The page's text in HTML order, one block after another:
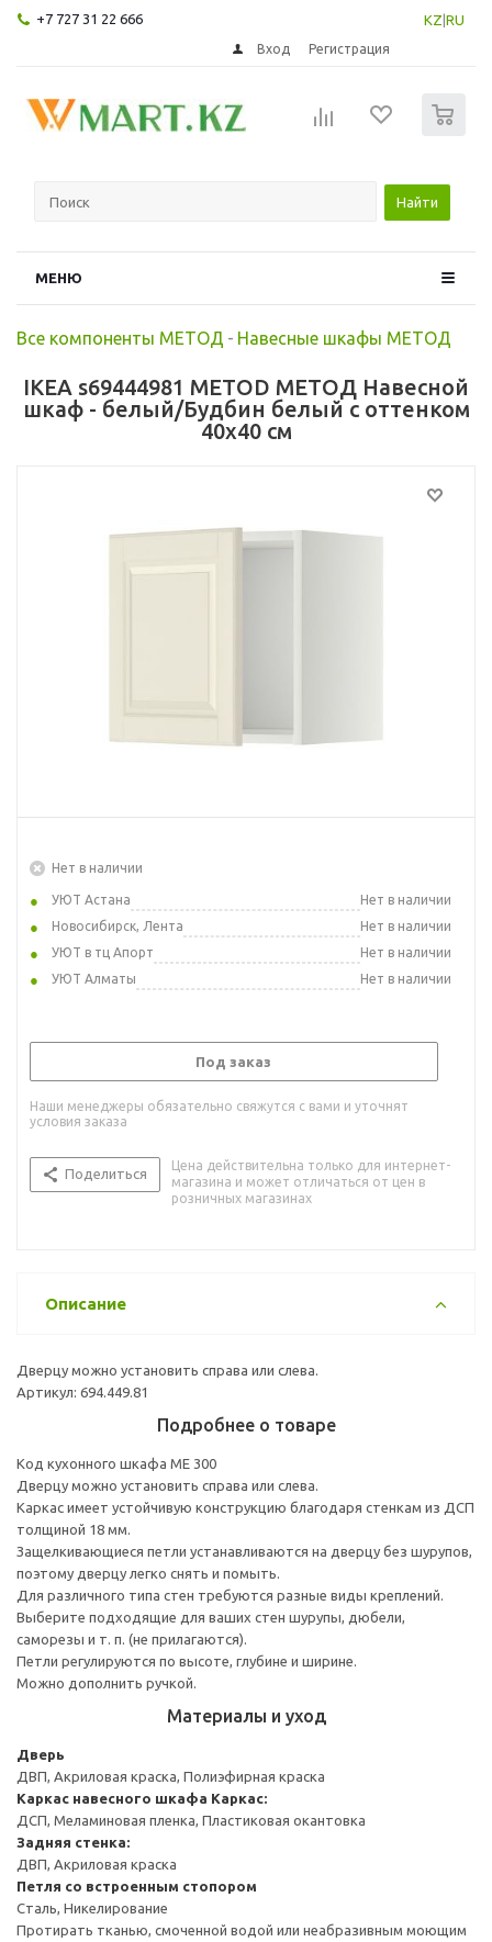
+7 727 31 22 666 KZ RU
Вход Регистрация
Найти
МЕНЮ
Все компоненты МЕТОД - Навесные шкафы МЕТОД
IKEA s69444981 METOD МЕТОД Навесной
шкаф - белый/Будбин белый с оттенком
40x40 см
Нет в наличии
УЮТ Астана
Нет в наличии
Новосибирск, Лента
Нет в наличии
УЮТ в тц Апорт
Нет в наличии
УЮТ Алматы
Нет в наличии
Под заказ
Наши менеджеры обязательно свяжутся с вами и уточнят
условия заказа
Поделиться
Цена действительна только для интернет-
магазина и может отличаться от цен в
розничных магазинах
Описание
Дверцу можно установить справа или слева.
Артикул: 694.449.81
Подробнее о товаре
Код кухонного шкафа ME 300
Дверцу можно установить справа или слева.
Каркас имеет устойчивую конструкцию благодаря стенкам из ДСП
толщиной 18 мм.
Защелкивающиеся петли устанавливаются на дверцу без шурупов,
поэтому дверцу легко снять и помыть.
Для различного типа стен требуются разные виды креплений.
Выберите подходящие для ваших стен шурупы, дюбели,
саморезы и т. п. (не прилагаются).
Петли регулируются по высоте, глубине и ширине.
Можно дополнить ручкой.
Материалы и уход
Дверь
ДВП, Акриловая краска, Полиэфирная краска
Каркас навесного шкафа Каркас:
ДСП, Меламиновая пленка, Пластиковая окантовка
Задняя стенка:
ДВП, Акриловая краска
Петля со встроенным стопором
Сталь, Никелирование
Протирать тканью, смоченной водой или неабразивным моющим